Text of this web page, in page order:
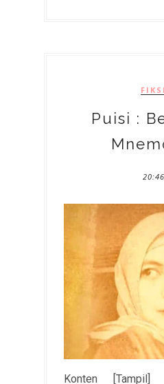
FIKSI
Puisi :
20:46
Konten [Tampil]